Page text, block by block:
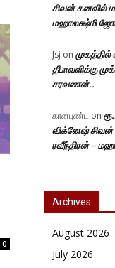
0
சிவன் கனவில்
மஹாலக்ஷ்மி
Jsj on முகத்தில்
தீபாவளிக்கு
சரவணன்..
கானபுண்ட on
விக்னேஷ்
ரவீந்திரன் –
Archives
August 2026
July 2026